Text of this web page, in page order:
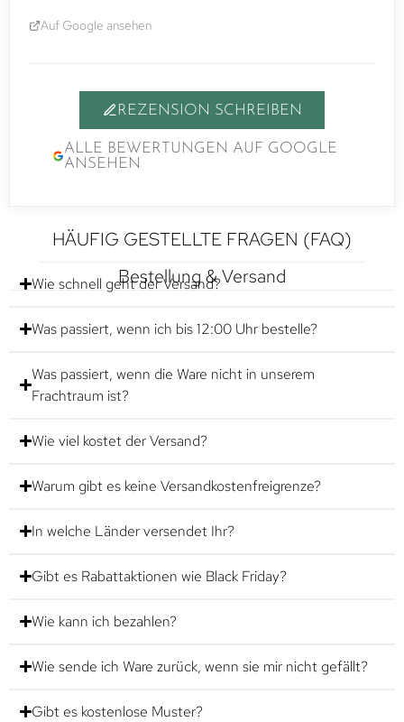
Auf Google ansehen
REZENSION SCHREIBEN
ALLE BEWERTUNGEN AUF GOOGLE
ANSEHEN
HÄUFIG GESTELLTE FRAGEN (FAQ)
Bestellung & Versand
Wie schnell geht der Versand?
Was passiert, wenn ich bis 12:00 Uhr bestelle?
Was passiert, wenn die Ware nicht in unserem
Frachtraum ist?
Wie viel kostet der Versand?
Warum gibt es keine Versandkostenfreigrenze?
In welche Länder versendet Ihr?
Gibt es Rabattaktionen wie Black Friday?
Wie kann ich bezahlen?
Wie sende ich Ware zurück, wenn sie mir nicht gefällt?
Gibt es kostenlose Muster?